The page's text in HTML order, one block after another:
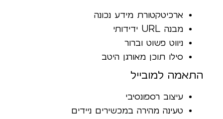
ארכיטקטורת מידע נכונה
מבנה URL ידידותי
ניווט פשוט וברור
סילו תוכן מאורגן היטב
התאמה למובייל
עיצוב רספונסיבי
טעינה מהירה במכשירים ניידים